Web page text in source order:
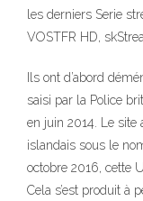
les derniers Serie
VOSTFR HD,
Ils ont d’abord
saisi par la Police
en juin 2014. Le site
islandais sous le
octobre 2016, cette
Cela s’est produit à